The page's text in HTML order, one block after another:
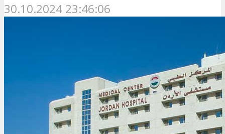
30.10.2024 23:46:06